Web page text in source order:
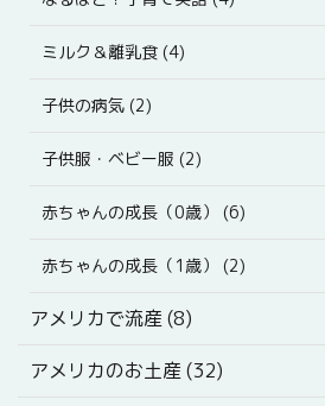
ミルク＆離乳食 (4)
子供の病気 (2)
子供服・ベビー服 (2)
赤ちゃんの成長（0歳） (6)
赤ちゃんの成長（1歳） (2)
アメリカで流産 (8)
アメリカのお土産 (32)